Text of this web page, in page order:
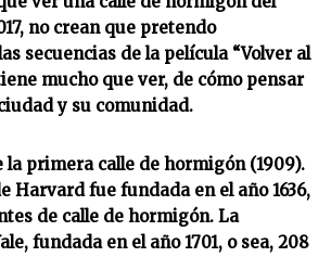
no crean que pretendo
secuencias de la película “Volver al
mucho que ver, de cómo pensar
y su comunidad.
la primera calle de hormigón (1909).
Harvard fue fundada en el año 1636,
de calle de hormigón. La
fundada en el año 1701, o sea, 208